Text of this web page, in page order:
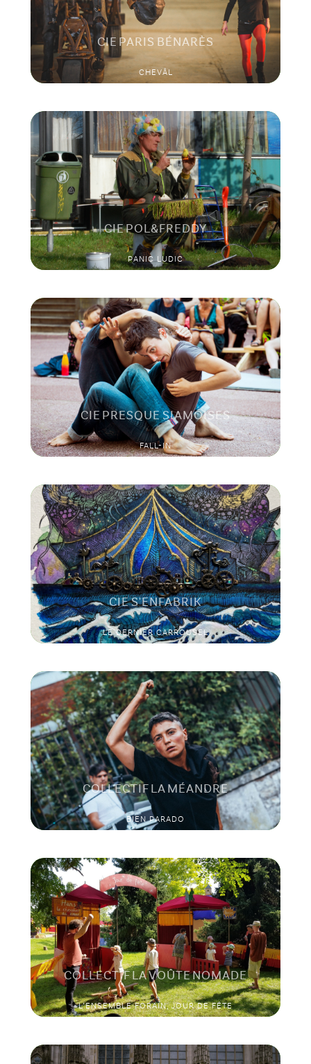
CIE PARIS BÉNARÈS
CHEVÂL
CIE POL&FREDDY
PANIC LUDIC
CIE PRESQUE SIAMOISES
FALL-IN
CIE S'ENFABRIK
LE DERNIER CARROUSEL
COLLECTIF LA MÉANDRE
BIEN PARADO
COLLECTIF LA VOÛTE NOMADE
L’ENSEMBLE FORAIN, JOUR DE FÊTE